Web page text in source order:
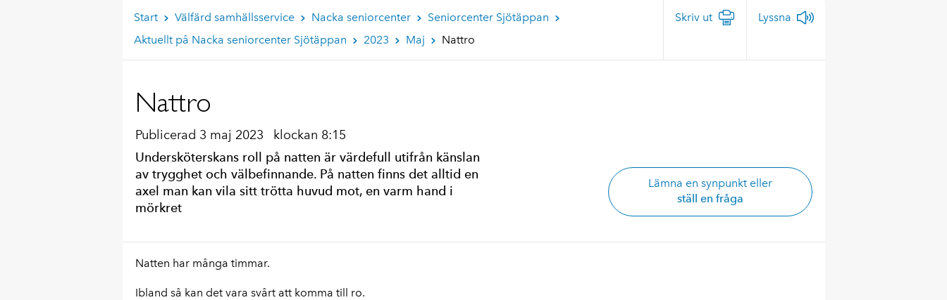
Start Välfärd samhällsservice Nacka seniorcenter
Seniorcenter Sjötäppan
Aktuellt på Nacka seniorcenter Sjötäppan
2023 Maj Nattro
Skriv ut Lyssna
Nattro
Publicerad 3 maj 2023 klockan 8:15
Undersköterskans roll på natten är värdefull utifrån känslan
av trygghet och välbefinnande. På natten finns det alltid en
axel man kan vila sitt trötta huvud mot, en varm hand i
mörkret
Lämna en synpunkt eller
ställ en fråga
Natten har många timmar.
Ibland så kan det vara svårt att komma till ro.